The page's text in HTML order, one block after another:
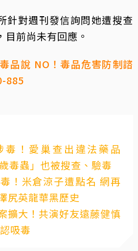
針對週刊發信詢問她遭搜查
前尚未有回應。
品說 NO！毒品危害防制諮
885
毒！愛巢查出違法藥品
毒蟲」也被搜查、驗毒
！米倉涼子遭點名 網再
尻英龍華黑歷史
擴大！共演好友遠藤健慎
吸毒